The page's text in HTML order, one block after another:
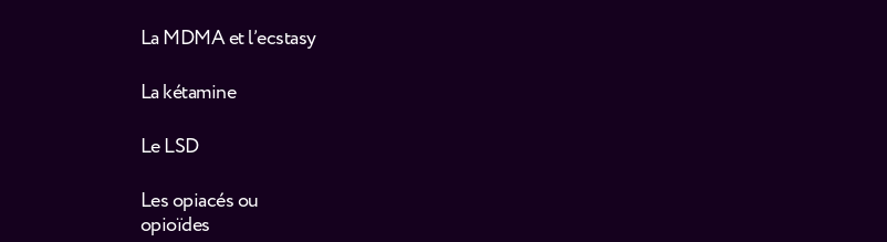
La MDMA et l’ecstasy
La kétamine
Le LSD
Les opiacés ou
opioïdes